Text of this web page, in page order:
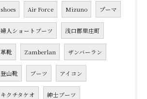
shoes Air Force Mizuno プーマ
婦人ショートブーツ 浅口郡里庄町
革靴 Zamberlan ザンバーラン
登山靴 ブーツ アイコン
キクチタケオ 紳士ブーツ